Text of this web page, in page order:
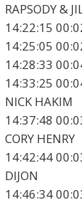
RAPSODY &
14:22:15
14:25:05
14:28:33
14:33:25
NICK HAKIM
14:37:48
CORY HENRY
14:42:44
DIJON
14:46:34